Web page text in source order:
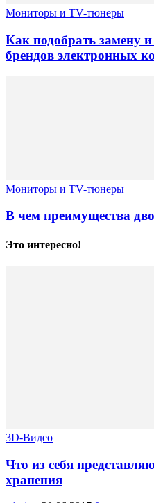
Мониторы и TV-тюнеры
Как подобрать замену
брендов электронных
Мониторы и TV-тюнеры
В чем преимущества
Это интересно!
3D-Видео
Что из себя
хранения